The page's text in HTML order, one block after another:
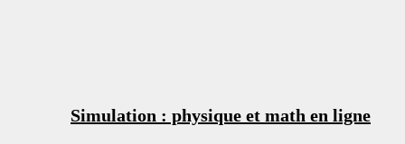
Simulation : physique et math en ligne